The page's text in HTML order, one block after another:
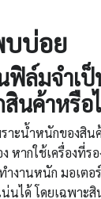
บบ่อย
ฟิล์มจำเ
นค้าหรือ
าะน้ำหนักของสิน
ง หากใช้เครื่องที่
งานหนัก มอเตอร์
ได้ โดยเฉพาะสิ